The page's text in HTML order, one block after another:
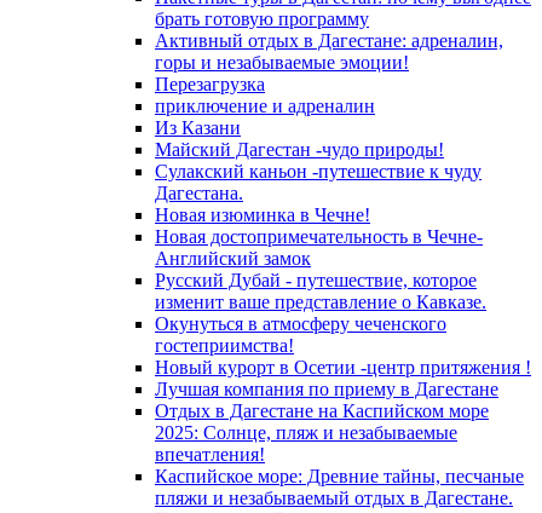
брать готовую программу
Активный отдых в Дагестане: адреналин,
горы и незабываемые эмоции!
Перезагрузка
приключение и адреналин
Из Казани
Майский Дагестан -чудо природы!
Сулакский каньон -путешествие к чуду
Дагестана.
Новая изюминка в Чечне!
Новая достопримечательность в Чечне-
Английский замок
Русский Дубай - путешествие, которое
изменит ваше представление о Кавказе.
Окунуться в атмосферу чеченского
гостеприимства!
Новый курорт в Осетии -центр притяжения !
Лучшая компания по приему в Дагестане
Отдых в Дагестане на Каспийском море
2025: Солнце, пляж и незабываемые
впечатления!
Каспийское море: Древние тайны, песчаные
пляжи и незабываемый отдых в Дагестане.